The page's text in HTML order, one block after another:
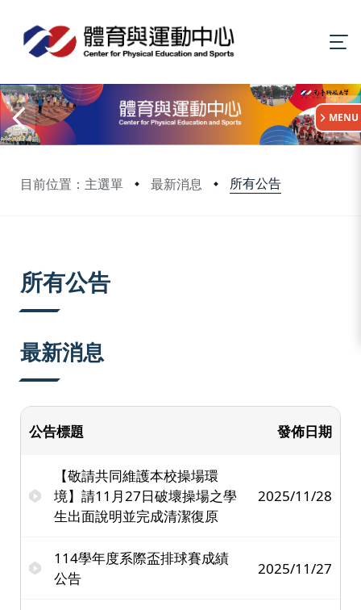
目前位置：主選單 最新消息 所有公告
:::
MENU
所有公告
最新消息
公告標題 發佈日期
【敬請共同維護本校操場環
境】請11月27日破壞操場之學
生出面說明並完成清潔復原
2025/11/28
114學年度系際盃排球賽成績
公告
2025/11/27